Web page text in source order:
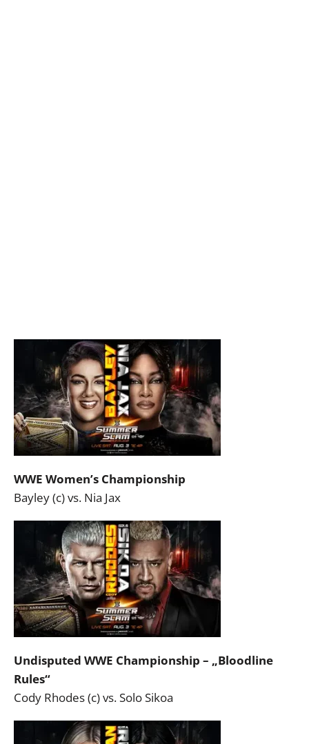
WWE Women’s Championship
Bayley (c) vs. Nia Jax
Undisputed WWE Championship – „Bloodline
Rules“
Cody Rhodes (c) vs. Solo Sikoa